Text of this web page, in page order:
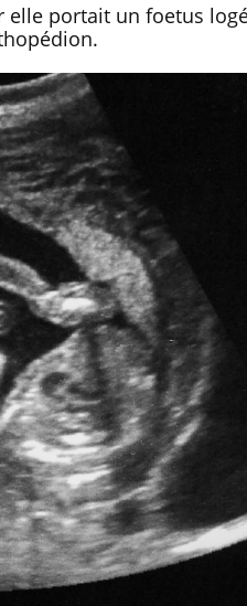
portait un foetus
quel est ce
autorisé aux
?
: le mystère de la
de Proust"
au gluten : les
de la